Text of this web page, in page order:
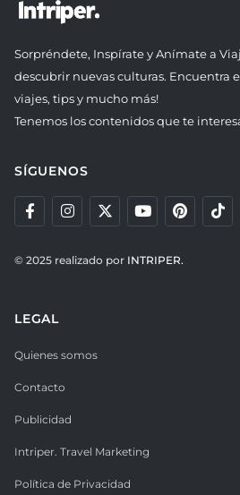
Sorpréndete, Inspírate y Anímate a
descubrir nuevas culturas. Encuentra
viajes, tips y mucho más!
Tenemos los contenidos que te
SÍGUENOS
© 2025 realizado por INTRIPER.
LEGAL
Quienes somos
Contacto
Publicidad
Intriper. Travel Marketing
Política de Privacidad